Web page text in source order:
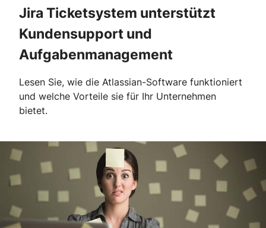
Jira Ticketsystem unterstützt
Kundensupport und
Aufgabenmanagement
Lesen Sie, wie die Atlassian-Software funktioniert
und welche Vorteile sie für Ihr Unternehmen
bietet.